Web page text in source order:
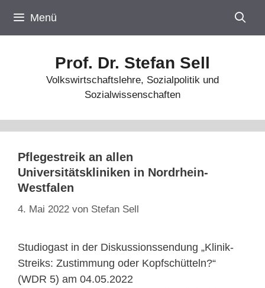
Inhalt
springen
Menü
Prof. Dr. Stefan Sell
Volkswirtschaftslehre, Sozialpolitik und
Sozialwissenschaften
Pflegestreik an allen
Universitätskliniken in Nordrhein-
Westfalen
4. Mai 2022 von Stefan Sell
Studiogast in der Diskussionssendung „Klinik-
Streiks: Zustimmung oder Kopfschütteln?“
(WDR 5) am 04.05.2022